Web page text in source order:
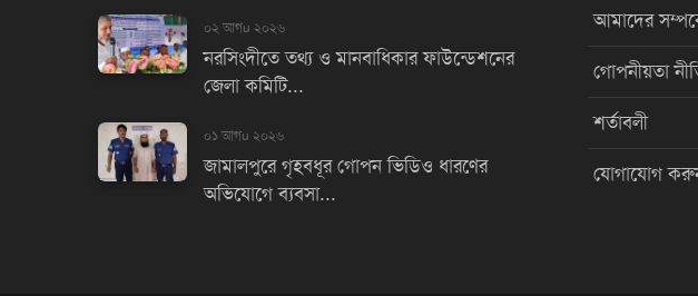
০২ আগu ২০২৬
নরসিংদীতে তথ্য ও মানবাধিকার ফাউন্ডেশনের
জেলা কমিটি...
০১ আগu ২০২৬
জামালপুরে গৃহবধূর গোপন ভিডিও ধারণের
অভিযোগে ব্যবসা...
আমাদের
গোপনীয়তা
শর্তাবলী
যোগাযোগ